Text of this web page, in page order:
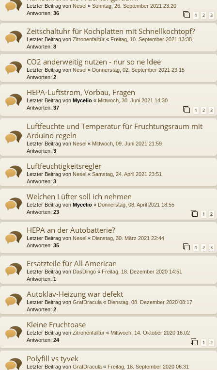
Letzter Beitrag von Nesel « Sonntag, 26. September 2021 23:20
Antworten: 36 1 2 3
Zeitschaltuhr für Kochplatten mit Schnellkochtopf?
Letzter Beitrag von Zitronenfalltür « Freitag, 10. September 2021 13:38
Antworten: 8
CO2 anderweitig nutzen - nur so ne Idee
Letzter Beitrag von Nesel « Donnerstag, 02. September 2021 23:15
Antworten: 2
HEPA-Luftstrom, Vorbau, Fragen
Letzter Beitrag von Mycelio « Mittwoch, 30. Juni 2021 14:30
Antworten: 37 1 2 3
Luftfeuchte und Temperatur für Fruchtungsraum mit
Arduino regeln
Letzter Beitrag von Nesel « Mittwoch, 09. Juni 2021 21:59
Antworten: 3
Luftfeuchtigkeitsregler
Letzter Beitrag von Nesel « Samstag, 24. April 2021 23:51
Antworten: 3
Welchen Lüfter soll ich nehmen
Letzter Beitrag von Mycelio « Donnerstag, 08. April 2021 18:55
Antworten: 23 1 2
HEPA an der Autobatterie?
Letzter Beitrag von Nesel « Dienstag, 30. März 2021 22:44
Antworten: 35 1 2 3
Ersatzteile für All American
Letzter Beitrag von DasDingo « Freitag, 18. Dezember 2020 14:51
Antworten: 1
Autoklav-Heizung war defekt
Letzter Beitrag von GrafDracula « Dienstag, 08. Dezember 2020 08:17
Antworten: 2
Kleine Fruchtoase
Letzter Beitrag von Zitronenfalltür « Mittwoch, 14. Oktober 2020 16:02
Antworten: 24 1 2
Polyfill vs tyvek
Letzter Beitrag von GrafDracula « Freitag, 18. September 2020 06:31